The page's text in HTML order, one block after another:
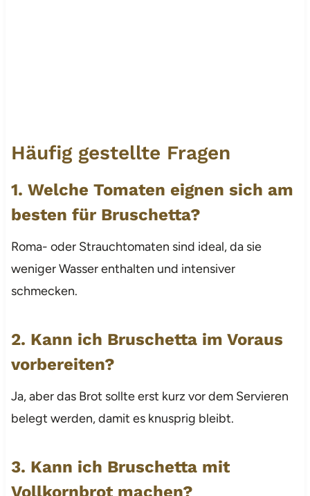
Häufig gestellte Fragen
1. Welche Tomaten eignen sich am
besten für Bruschetta?
Roma- oder Strauchtomaten sind ideal, da sie
weniger Wasser enthalten und intensiver
schmecken.
2. Kann ich Bruschetta im Voraus
vorbereiten?
Ja, aber das Brot sollte erst kurz vor dem Servieren
belegt werden, damit es knusprig bleibt.
3. Kann ich Bruschetta mit
Vollkornbrot machen?